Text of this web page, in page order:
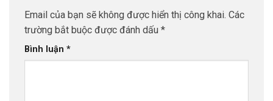
Email của bạn sẽ không được hiển thị công khai. Các
trường bắt buộc được đánh dấu *
Bình luận *